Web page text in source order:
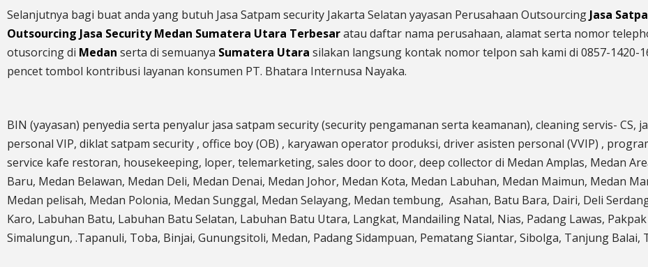
Selanjutnya bagi buat anda yang butuh Jasa Satpam security Jakarta Selatan yayasan Perusahaan Outsourcing Jasa
Outsourcing Jasa Security Medan Sumatera Utara Terbesaratau daftar nama perusahaan, alamat serta nomor
otusorcing di Medan serta di semuanya Sumatera Utara silakan langsung kontak nomor telpon sah kami di 0857-1420-
pencet tombol kontribusi layanan konsumen PT. Bhatara Internusa Nayaka.
BIN (yayasan) penyedia serta penyalur jasa satpam security (security pengamanan serta keamanan), cleaning servis- CS,
personal VIP, diklat satpam security , office boy (OB) , karyawan operator produksi, driver asisten personal (VVIP) ,
service kafe restoran, housekeeping, loper, telemarketing, sales door to door, deep collector di Medan Amplas, Medan
Baru, Medan Belawan, Medan Deli, Medan Denai, Medan Johor, Medan Kota, Medan Labuhan, Medan Maimun, Medan
Medan pelisah, Medan Polonia, Medan Sunggal, Medan Selayang, Medan tembung, Asahan, Batu Bara, Dairi, Deli
Karo, Labuhan Batu, Labuhan Batu Selatan, Labuhan Batu Utara, Langkat, Mandailing Natal, Nias, Padang Lawas,
Simalungun, .Tapanuli, Toba, Binjai, Gunungsitoli, Medan, Padang Sidampuan, Pematang Siantar, Sibolga, Tanjung Balai,